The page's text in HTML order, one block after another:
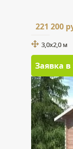
221 200
3,0x2,0 м
Заявка